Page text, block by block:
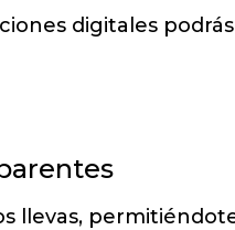
digitales
llevas,